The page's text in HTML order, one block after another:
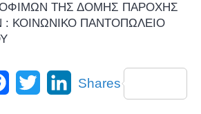
ΤΗΣ ΔΟΜΗΣ ΠΑΡΟΧΗΣ
: ΚΟΙΝΩΝΙΚΟ ΠΑΝΤΟΠΩΛΕΙΟ
Facebook
Twitter LinkedIn
Shares